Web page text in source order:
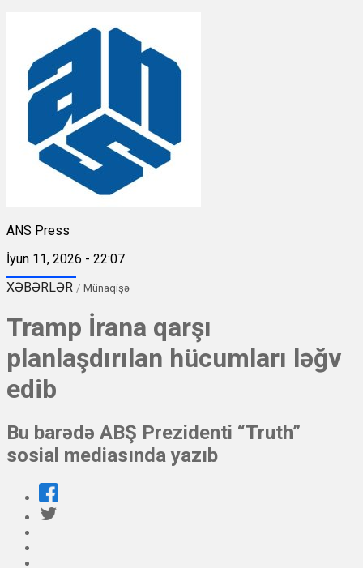
ANS Press
İyun 11, 2026 - 22:07
XƏBƏRLƏR / Münaqişə
Tramp İrana qarşı
planlaşdırılan hücumları ləğv
edib
Bu barədə ABŞ Prezidenti “Truth”
sosial mediasında yazıb